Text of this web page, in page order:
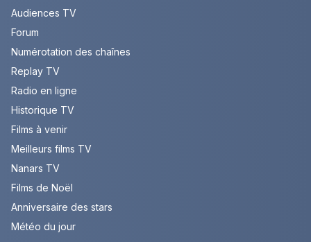
Audiences TV
Forum
Numérotation des chaînes
Replay TV
Radio en ligne
Historique TV
Films à venir
Meilleurs films TV
Nanars TV
Films de Noël
Anniversaire des stars
Météo du jour